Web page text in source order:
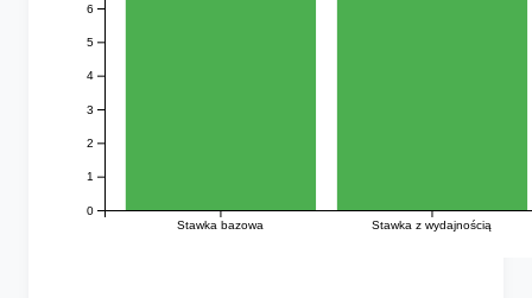
Stawka bazowa Stawka z wydajnością
0
1
2
3
4
5
6